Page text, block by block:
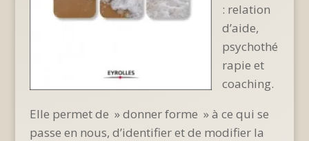
: relation
d’aide,
psychothé
rapie et
coaching.
Elle permet de » donner forme » à ce qui se
passe en nous, d’identifier et de modifier la